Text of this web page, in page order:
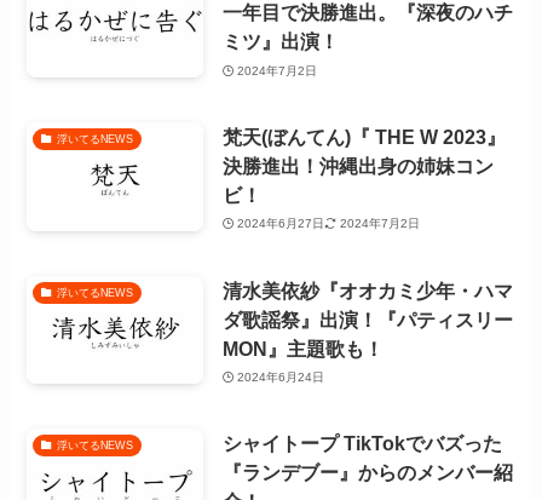
一年目で決勝進出。『深夜のハチ
ミツ』出演！
2024年7月2日
浮いてるNEWS
梵天(ぼんてん)『 THE W 2023』
決勝進出！沖縄出身の姉妹コン
ビ！
2024年6月27日 2024年7月2日
浮いてるNEWS
清水美依紗『オオカミ少年・ハマ
ダ歌謡祭』出演！『パティスリー
MON』主題歌も！
2024年6月24日
浮いてるNEWS
シャイトープ TikTokでバズった
『ランデブー』からのメンバー紹